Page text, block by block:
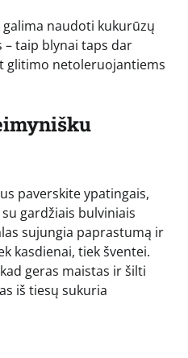
naudoti kukurūzų
taip blynai taps dar
glitimo netoleruojantiems
paverskite ypatingais,
gardžiais bulviniais
sujungia paprastumą ir
kasdienai, tiek šventei.
geras maistas ir šilti
iš tiesų sukuria